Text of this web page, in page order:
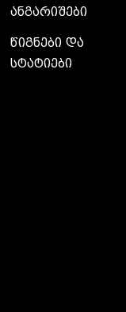
ანგარიშები
წიგნები და
სტატიები